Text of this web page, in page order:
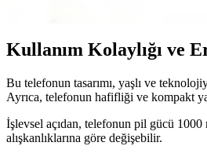
Kullanım Kolaylığı ve
Bu telefonun tasarımı, yaşlı ve
Ayrıca, telefonun hafifliği ve kompakt
İşlevsel açıdan, telefonun pil gücü 1000
alışkanlıklarına göre değişebilir.